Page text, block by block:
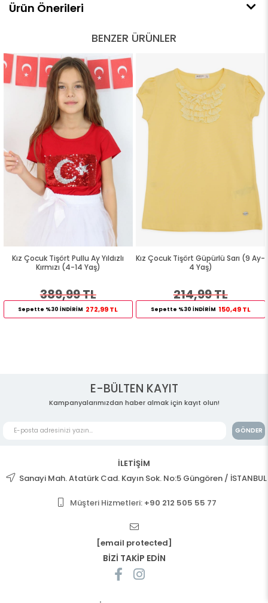
Ürün Önerileri
BENZER ÜRÜNLER
Kız Çocuk Tişört Pullu Ay Yıldızlı
Kırmızı (4-14 Yaş)
389,99 TL
Sepette %30 İNDİRİM 272,99 TL
Kız Çocuk Tişört Güpürlü Sarı (9 Ay-
4 Yaş)
214,99 TL
Sepette %30 İNDİRİM 150,49 TL
E-BÜLTEN KAYIT
Kampanyalarımızdan haber almak için kayıt olun!
GÖNDER
İLETİŞİM
Sanayi Mah. Atatürk Cad. Kayın Sok. No:5 Güngören / İSTANBUL
Müşteri Hizmetleri: +90 212 505 55 77
[email protected]
BİZİ TAKİP EDİN